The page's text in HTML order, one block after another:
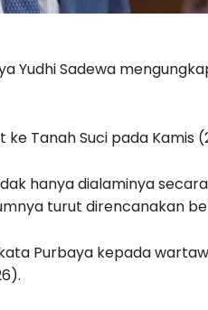
Yudhi Sadewa
Tanah Suci pada Kamis
hanya dialaminya
turut direncanakan
Purbaya kepada